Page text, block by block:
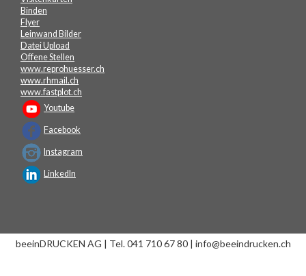
Binden
Flyer
Leinwand Bilder
Datei Upload
Offene Stellen
www.reprohuesser.ch
www.rhmail.ch
www.fastplot.ch
Youtube
Facebook
Instagram
LinkedIn
beeinDRUCKEN AG | Tel. 041 710 67 80 | info@beeindrucken.ch